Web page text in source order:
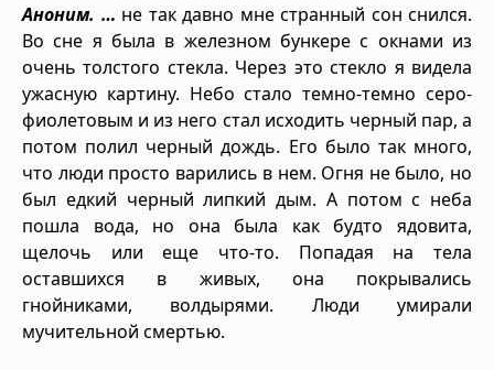
Аноним. … не так давно мне странный сон снился.
Во сне я была в железном бункере с окнами из
очень толстого стекла. Через это стекло я видела
ужасную картину. Небо стало темно-темно серо-
фиолетовым и из него стал исходить черный пар, а
потом полил черный дождь. Его было так много,
что люди просто варились в нем. Огня не было, но
был едкий черный липкий дым. А потом с неба
пошла вода, но она была как будто ядовита,
щелочь или еще что-то. Попадая на тела
оставшихся в живых, она покрывались
гнойниками, волдырями. Люди умирали
мучительной смертью.